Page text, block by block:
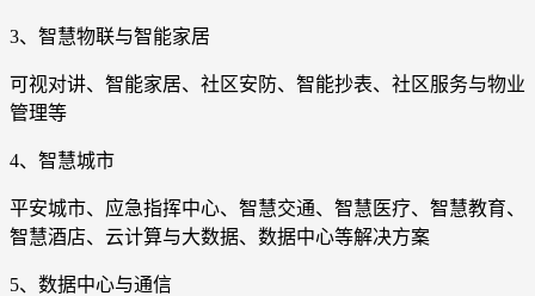
3、智慧物联与智能家居
可视对讲、智能家居、社区安防、智能抄表、社区服务与物业
管理等
4、智慧城市
平安城市、应急指挥中心、智慧交通、智慧医疗、智慧教育、
智慧酒店、云计算与大数据、数据中心等解决方案
5、数据中心与通信